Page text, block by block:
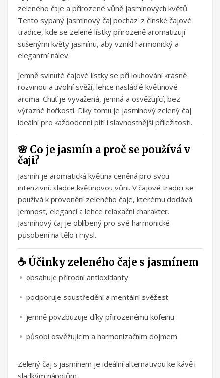
zeleného čaje a přirozené vůně jasmínových květů.
Tento sypaný jasmínový čaj pochází z čínské čajové
tradice, kde se zelené lístky přirozeně aromatizují
sušenými květy jasmínu, aby vznikl harmonický a
elegantní nálev.
Jemně svinuté čajové lístky se při louhování krásně
rozvinou a uvolní svěží, lehce nasládlé květinové
aroma. Chuť je vyvážená, jemná a osvěžující, bez
výrazné hořkosti. Díky tomu je jasmínový zelený čaj
ideální pro každodenní pití i slavnostnější příležitosti.
🌸 Co je jasmín a proč se používá v
čaji?
Jasmín je aromatická květina ceněná pro svou
intenzivní, sladce květinovou vůni. V čajové tradici se
používá k provonění zeleného čaje, kterému dodává
jemnost, eleganci a lehce relaxační charakter.
Jasmínový čaj je oblíbený pro své harmonické
působení na tělo i mysl.
☕ Účinky zeleného čaje s jasmínem
obsahuje přírodní antioxidanty
podporuje soustředění a mentální svěžest
jemně povzbuzuje díky přirozenému kofeinu
působí osvěžujícím a harmonizačním dojmem
Zelený čaj s jasmínem je ideální alternativou ke kávě i
sladkým nápojům.